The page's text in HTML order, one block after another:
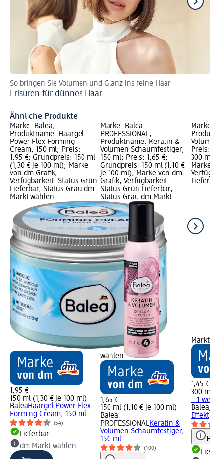
So bringen Sie Volumen und Glanz ins feine Haar
Frisuren für dünnes Haar
Ähnliche Produkte
Marke: Balea;
Produktname: Haargel
Power Flex Forming
Cream, 150 ml; Preis:
1,95 €; Grundpreis: 150 ml
(1,30 € je 100 ml); Marke
von dm Grafik;
Verfügbarkeit: Status Grün
Lieferbar, Status Grau dm
Markt wählen
1,95 €
150 ml (1,30 € je 100 ml)
BaleaHaargel Power Flex
Forming Cream, 150 ml
(54)
Lieferbar
dm Markt wählen
Marke: Balea
PROFESSIONAL;
Produktname: Keratin &
Volumen Schaumfestiger,
150 ml; Preis: 1,65 €;
Grundpreis: 150 ml (1,10 €
je 100 ml); Marke von dm
Grafik; Verfügbarkeit:
Status Grün Lieferbar,
Status Grau dm Markt
wählen
1,65 €
150 ml (1,10 € je 100 ml)
Balea
PROFESSIONALKeratin &
Volumen Schaumfestiger,
150 ml
(100)
Marke:
Preis:
300 ml
Marke
Markt
1,45 €
300 ml
+ 1
Balea
Effekt,